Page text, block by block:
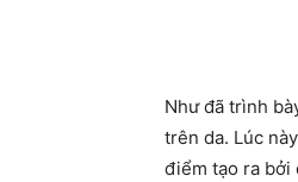
Như đã trình
trên da. Lúc
điểm tạo ra bởi